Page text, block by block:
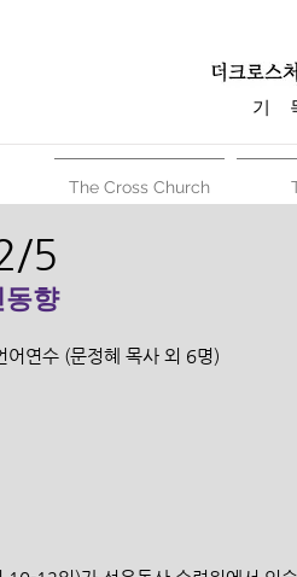
기
The Cross Church
5
동향
어연수 (문정혜 목사 외 6명)
3일-3월 3